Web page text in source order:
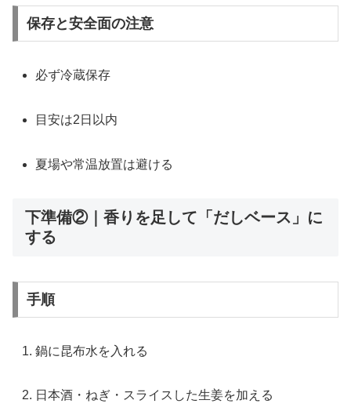
保存と安全面の注意
必ず冷蔵保存
目安は2日以内
夏場や常温放置は避ける
下準備②｜香りを足して「だしベース」に
する
手順
鍋に昆布水を入れる
日本酒・ねぎ・スライスした生姜を加える